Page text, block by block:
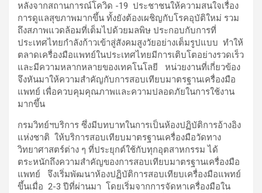
หลังจากสถานการณ์โควิด -19 ประชาชนให้ความสนใจเรื่อง
การดูแลสุขภาพมากขึ้น ทั้งยังต้องเผชิญกับโรคอุบัติใหม่ รวม
ถึงสภาพแวดล้อมที่เต็มไปด้วยมลพิษ ประกอบกับการที่
ประเทศไทยกำลังก้าวเข้าสู่สังคมสูงวัยอย่างเต็มรูปแบบ ทำให้
ตลาดเครื่องมือแพทย์ในประเทศไทยมีการเติบโตอย่างรวดเร็ว
และมีความหลากหลายของเทคโนโลยี หน่วยงานที่เกี่ยวข้อง
จึงหันมาให้ความสำคัญกับการสอบเทียบมาตรฐานเครื่องมือ
แพทย์ เพื่อควบคุมคุณภาพและความปลอดภัยในการใช้งาน
มากขึ้น
กรมวิทย์ฯบริการ ซึ่งมีบทบาทในการเป็นห้องปฏิบัติการอ้างอิง
แห่งชาติ ให้บริการสอบเทียบมาตรฐานเครื่องมือวัดทาง
วิทยาศาสตร์ต่าง ๆ ที่ประยุกต์ใช้กับทุกอุตสาหกรรม ได้
ตระหนักถึงความสำคัญของการสอบเทียบมาตรฐานเครื่องมือ
แพทย์ จึงเริ่มพัฒนาห้องปฏิบัติการสอบเทียบเครื่องมือแพทย์
ขึ้นเมื่อ 2-3 ปีที่ผ่านมา โดยเริ่มจากการจัดหาเครื่องมือใน